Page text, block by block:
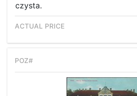
czysta.